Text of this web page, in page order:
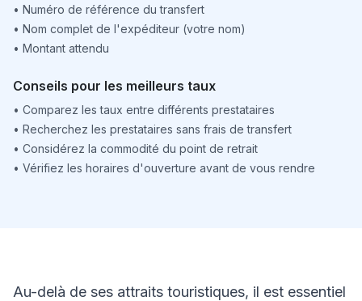
• Numéro de référence du transfert
• Nom complet de l'expéditeur (votre nom)
• Montant attendu
Conseils pour les meilleurs taux
• Comparez les taux entre différents prestataires
• Recherchez les prestataires sans frais de transfert
• Considérez la commodité du point de retrait
• Vérifiez les horaires d'ouverture avant de vous rendre
Au-delà de ses attraits touristiques, il est essentiel